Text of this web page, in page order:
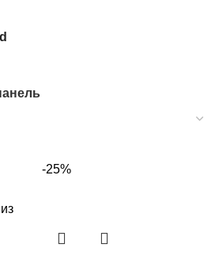
-25%